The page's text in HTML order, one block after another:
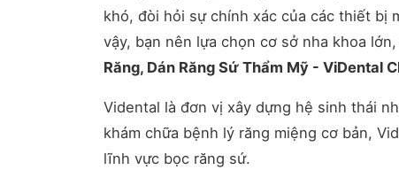
khó, đòi hỏi sự chính xác của các thiết bị
vậy, bạn nên lựa chọn cơ sở nha khoa
Răng, Dán Răng Sứ Thẩm Mỹ - ViDental
Vidental là đơn vị xây dựng hệ sinh thái
khám chữa bệnh lý răng miệng cơ bản,
lĩnh vực bọc răng sứ.